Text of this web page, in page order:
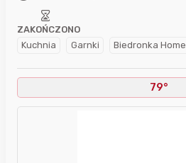
Kuchnia Garnki Biedronka Home
ZAKOŃCZONO
79°